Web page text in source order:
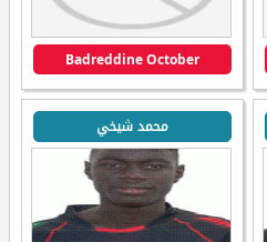
Badreddine October
محمد شيخي